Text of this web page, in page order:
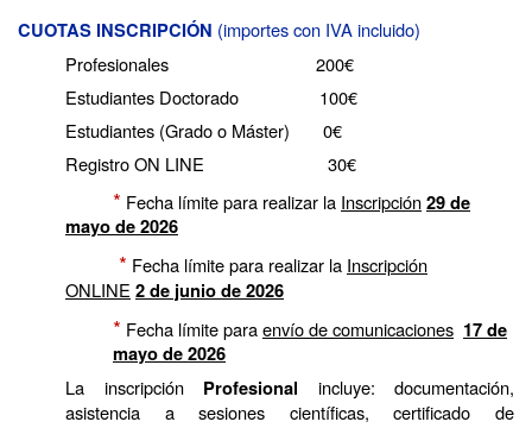
CUOTAS INSCRIPCIÓN (importes con IVA incluido)
Profesionales 200€
Estudiantes Doctorado 100€
Estudiantes (Grado o Máster) 0€
Registro ON LINE 30€
* Fecha límite para realizar la Inscripción29de
mayo de 2026
* Fecha límite para realizar la Inscripción
ONLINE 2de junio de 2026
* Fecha límite paraenvío de comunicaciones 17 de
mayo de 2026
La inscripción Profesional incluye: documentación,
asistencia a sesiones científicas, certificado de